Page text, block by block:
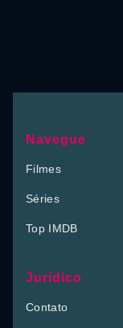
Navegue
Filmes
Séries
Top IMDB
Jurídico
Contato